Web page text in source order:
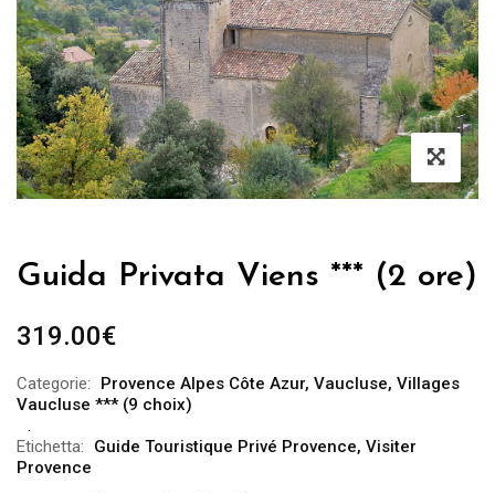
Guida Privata Viens *** (2 ore)
319.00€
Categorie: Provence Alpes Côte Azur, Vaucluse, Villages
Vaucluse *** (9 choix)
Etichetta: Guide Touristique Privé Provence, Visiter
Provence